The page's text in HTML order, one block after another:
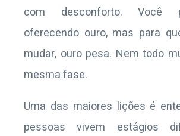
com desconforto. Você
oferecendo ouro, mas para
mudar, ouro pesa. Nem todo
mesma fase.
Uma das maiores lições é
pessoas vivem estágios